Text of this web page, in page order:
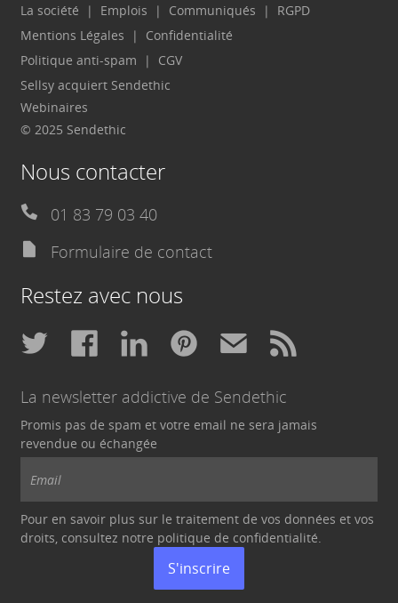
La société Emplois Communiqués
RGPD
Mentions Légales
Confidentialité
Politique anti-spam
CGV
Sellsy acquiert Sendethic
Webinaires
© 2025 Sendethic
Nous contacter
01 83 79 03 40
Formulaire de contact
Restez avec nous
La newsletter addictive de Sendethic
Promis pas de spam et votre email ne sera jamais
revendue ou échangée
Pour en savoir plus sur le traitement de vos données et vos
droits, consultez notre politique de confidentialité
S'inscrire